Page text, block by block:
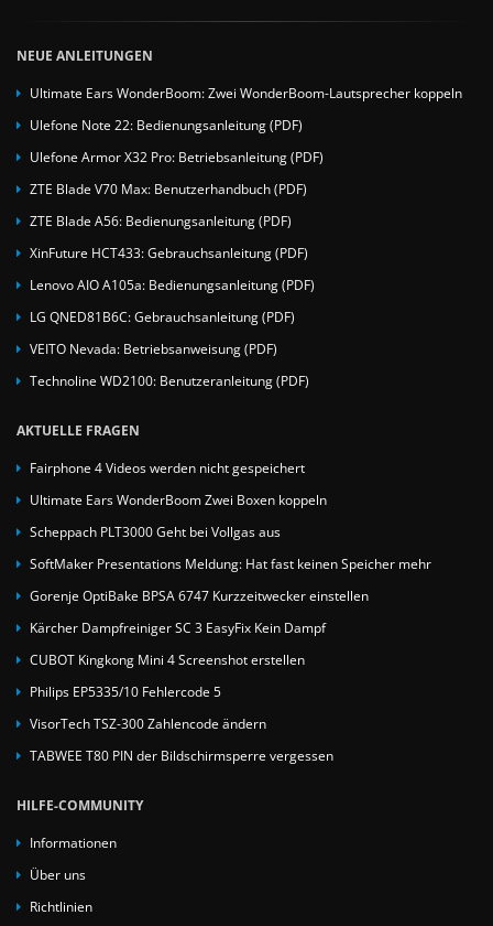
NEUE ANLEITUNGEN
Ultimate Ears WonderBoom: Zwei WonderBoom-Lautsprecher koppeln
Ulefone Note 22: Bedienungsanleitung (PDF)
Ulefone Armor X32 Pro: Betriebsanleitung (PDF)
ZTE Blade V70 Max: Benutzerhandbuch (PDF)
ZTE Blade A56: Bedienungsanleitung (PDF)
XinFuture HCT433: Gebrauchsanleitung (PDF)
Lenovo AIO A105a: Bedienungsanleitung (PDF)
LG QNED81B6C: Gebrauchsanleitung (PDF)
VEITO Nevada: Betriebsanweisung (PDF)
Technoline WD2100: Benutzeranleitung (PDF)
AKTUELLE FRAGEN
Fairphone 4 Videos werden nicht gespeichert
Ultimate Ears WonderBoom Zwei Boxen koppeln
Scheppach PLT3000 Geht bei Vollgas aus
SoftMaker Presentations Meldung: Hat fast keinen Speicher mehr
Gorenje OptiBake BPSA 6747 Kurzzeitwecker einstellen
Kärcher Dampfreiniger SC 3 EasyFix Kein Dampf
CUBOT Kingkong Mini 4 Screenshot erstellen
Philips EP5335/10 Fehlercode 5
VisorTech TSZ-300 Zahlencode ändern
TABWEE T80 PIN der Bildschirmsperre vergessen
HILFE-COMMUNITY
Informationen
Über uns
Richtlinien